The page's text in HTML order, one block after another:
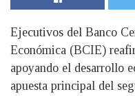
Ejecutivos del Banco
Económica (BCIE)
apoyando el desarrollo
apuesta principal del